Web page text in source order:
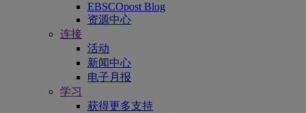
EBSCOpost Blog
资源中心
连接
活动
新闻中心
电子月报
学习
获得更多支持